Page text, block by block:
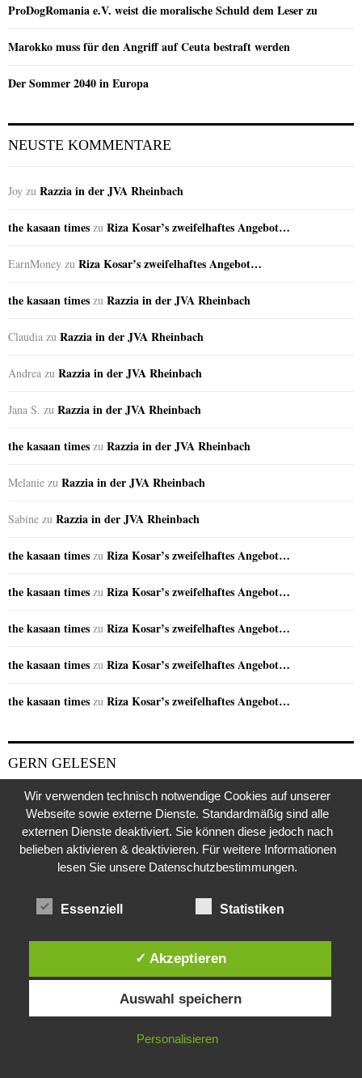
ProDogRomania e.V. weist die moralische Schuld dem Leser zu
Marokko muss für den Angriff auf Ceuta bestraft werden
Der Sommer 2040 in Europa
NEUSTE KOMMENTARE
Joy zu Razzia in der JVA Rheinbach
the kasaan times zu Riza Kosar’s zweifelhaftes Angebot…
EarnMoney zu Riza Kosar’s zweifelhaftes Angebot…
the kasaan times zu Razzia in der JVA Rheinbach
Claudia zu Razzia in der JVA Rheinbach
Andrea zu Razzia in der JVA Rheinbach
Jana S. zu Razzia in der JVA Rheinbach
the kasaan times zu Razzia in der JVA Rheinbach
Melanie zu Razzia in der JVA Rheinbach
Sabine zu Razzia in der JVA Rheinbach
the kasaan times zu Riza Kosar’s zweifelhaftes Angebot…
the kasaan times zu Riza Kosar’s zweifelhaftes Angebot…
the kasaan times zu Riza Kosar’s zweifelhaftes Angebot…
the kasaan times zu Riza Kosar’s zweifelhaftes Angebot…
the kasaan times zu Riza Kosar’s zweifelhaftes Angebot…
GERN GELESEN
Weitere Suche nach der Identität der Isdal-Frau –
Diese Website verwendet Cookies. Durch die weitere Nutzung dieser
Website stimmst du der Verwendung von Cookies zu.
IN ORDNUNG
Wir verwenden technisch notwendige Cookies auf unserer
Webseite sowie externe Dienste. Standardmäßig sind alle
externen Dienste deaktiviert. Sie können diese jedoch nach
belieben aktivieren & deaktivieren. Für weitere Informationen
lesen Sie unsere Datenschutzbestimmungen.
Essenziell Statistiken
✓ Akzeptieren
Auswahl speichern
Personalisieren